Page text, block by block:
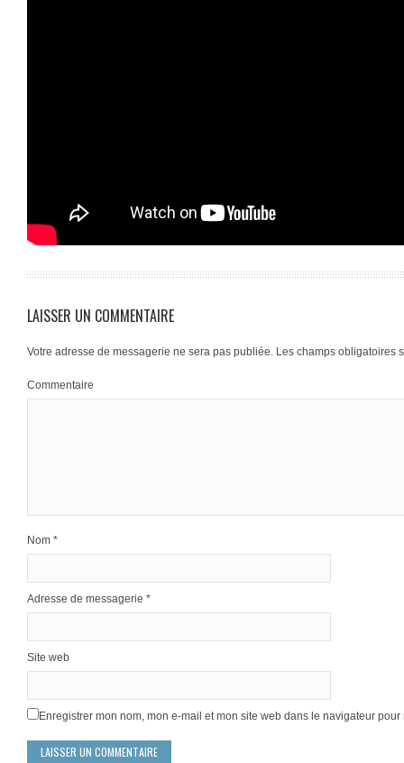
LAISSER UN COMMENTAIRE
Votre adresse de messagerie ne sera pas publiée. Les champs obligatoires
Commentaire
Nom *
Adresse de messagerie *
Site web
Enregistrer mon nom, mon e-mail et mon site web dans le navigateur